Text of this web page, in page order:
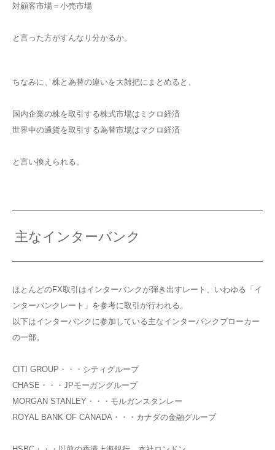
対顧客市場＝小売市場
と言った方がすんなり分かるか。
ちなみに、株と為替の違いを大雑把にまとめると、
国内企業の株を取引する株式市場はミクロ経済
世界中の通貨を取引する為替市場はマクロ経済
と言い換えられる。
主なインターバンク
ほとんどのFX取引はインターバンクが弾き出すレート、いわゆる「イ
ンターバンクレート」を参考に取引が行われる。
以下はインターバンクに参加している主なインターバンクブローカー
の一部。
CITI GROUP・・・シティグループ
CHASE・・・JPモーガングループ
MORGAN STANLEY・・・モルガンスタンレー
ROYAL BANK OF CANADA・・・カナダの金融グループ